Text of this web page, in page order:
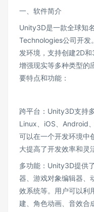
一、软件简介
Unity3D是一款全球知
Technologies公司开发
发环境，支持创建2D和
增强现实等多种类型的
要特点和功能：
跨平台：Unity3D支持
Linux、iOS、Android
可以在一个开发环境中
大提高了开发效率和灵
多功能：Unity3D提供
器、游戏对象编辑器、
效系统等。用户可以利
建、角色动画、音效合